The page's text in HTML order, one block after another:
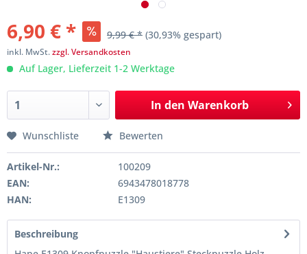
6,90 € * 9,99 € * (30,93% gespart)
inkl. MwSt.zzgl. Versandkosten
Auf Lager, Lieferzeit 1-2 Werktage
In den Warenkorb
Wunschliste Bewerten
Artikel-Nr.:
100209
EAN:
6943478018778
HAN:
E1309
Beschreibung